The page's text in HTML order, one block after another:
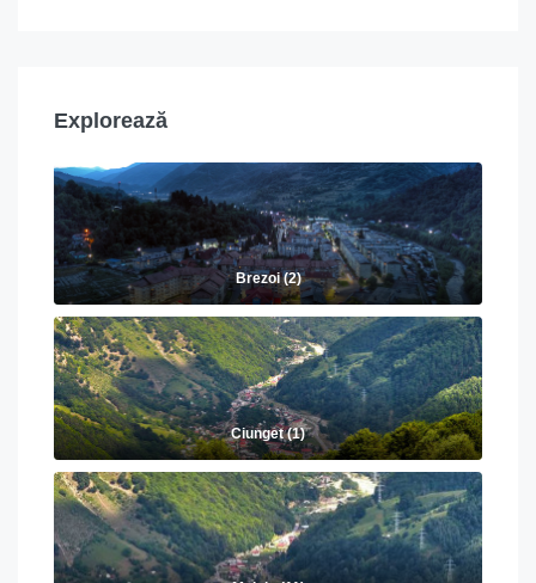
Explorează
Brezoi (2)
Ciunget (1)